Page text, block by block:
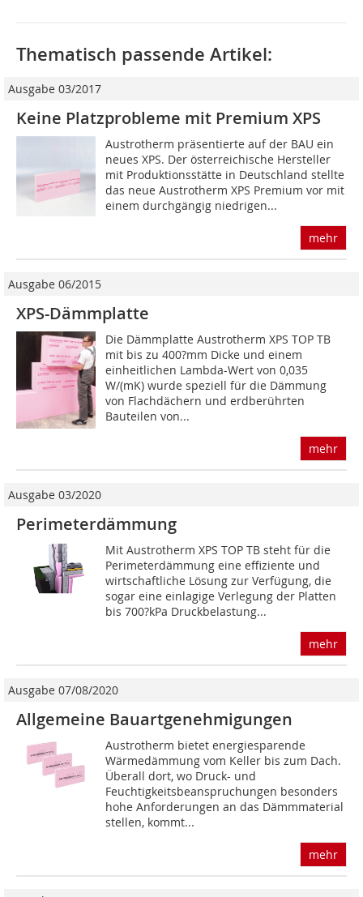
Thematisch passende Artikel:
Ausgabe 03/2017
Keine Platzprobleme mit Premium XPS
Austrotherm präsentierte auf der BAU ein
neues XPS. Der österreichische Hersteller
mit Produktionsstätte in Deutschland stellte
das neue Austrotherm XPS Premium vor mit
einem durchgängig niedrigen...
mehr
Ausgabe 06/2015
XPS-Dämmplatte
Die Dämmplatte Austrotherm XPS TOP TB
mit bis zu 400?mm Dicke und einem
einheitlichen Lambda-Wert von 0,035
W/(mK) wurde speziell für die Dämmung
von Flachdächern und erdberührten
Bauteilen von...
mehr
Ausgabe 03/2020
Perimeterdämmung
Mit Austrotherm XPS TOP TB steht für die
Perimeterdämmung eine effiziente und
wirtschaftliche Lösung zur Verfügung, die
sogar eine einlagige Verlegung der Platten
bis 700?kPa Druckbelastung...
mehr
Ausgabe 07/08/2020
Allgemeine Bauartgenehmigungen
Austrotherm bietet energiesparende
Wärmedämmung vom Keller bis zum Dach.
Überall dort, wo Druck- und
Feuchtigkeitsbeanspruchungen besonders
hohe Anforderungen an das Dämmmaterial
stellen, kommt...
mehr